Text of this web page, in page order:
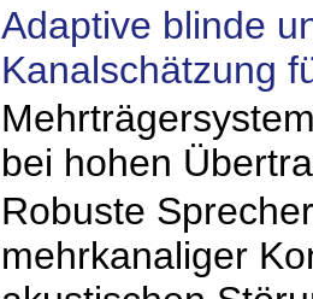
Adaptive blinde
Kanalschätzung
bei hohen
Robuste
mehrkanaliger